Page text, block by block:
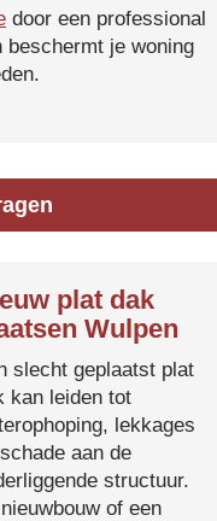
door een professional
je woning
plat dak
Wulpen
slecht geplaatst plat
kan leiden tot
lekkages
aan de
structuur.
of een